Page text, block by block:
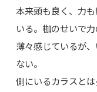
本来頭も良く、力
いる。枷のせいで
薄々感じているが
ない。
側にいるカラスとは